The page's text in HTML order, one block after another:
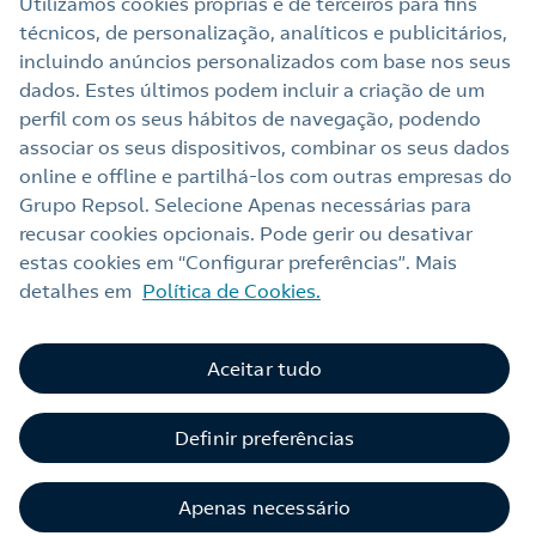
Links Úteis
Nota legal
Política de privacidade
Política de cookies
Termos e Condições My Repsol
Alerta por fraude
Livro de Reclamações Online
Canal de Ética e Conformidade
técnicos, de personalização, analíticos e publicitários,
incluindo anúncios personalizados com base nos seus
dados. Estes últimos podem incluir a criação de um
perfil com os seus hábitos de navegação, podendo
associar os seus dispositivos, combinar os seus dados
online e offline e partilhá‑los com outras empresas do
Grupo Repsol. Selecione Apenas necessárias para
recusar cookies opcionais. Pode gerir ou desativar
estas cookies em “Configurar preferências”. Mais
detalhes em Política de Cookies.
Definir preferências
Apenas necessário
Aceitar tudo